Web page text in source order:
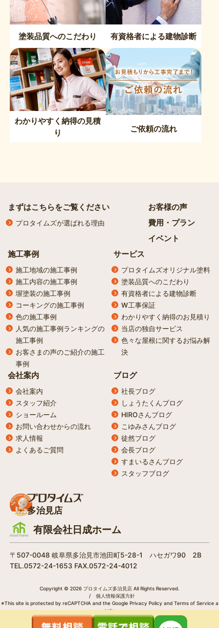
塗装品質へのこだわり 有資格者による建物診断
わかりやすく納得の見積
り
ご依頼の流れ
まずはこちらをご覧ください
プロタイムズが選ばれる理由
お客様の声
費用・プラン
イベント
施工事例
施工地域の施工事例
施工内容の施工事例
塀塗装の施工事例
コーキングの施工事例
色の施工事例
人気の施工事例ランキングの
施工事例
お客さまの声のご紹介の施工
事例
サービス
プロタイムズオリジナル塗料
塗装品質へのこだわり
有資格者による建物診断
W工事保証
わかりやすく納得のお見積り
当店の独自サービス
色々な屋根に関するお悩み解
決
会社案内
会社案内
スタッフ紹介
ショールーム
お問い合わせからの流れ
求人情報
よくあるご質問
ブログ
社長ブログ
しょうたくんブログ
HIROさんブログ
こゆみさんブログ
徒然ブログ
会長ブログ
すまいるさんブログ
スタッフブログ
多治見店
有限会社日成ホーム
〒507-0048 岐阜県多治見市池田町5-28-1 ハセガワ90 2B
TEL.0572-24-1653 FAX.0572-24-4012
Copyright © 2026 プロタイムズ多治見店 All Rights Reserved.
/
個人情報保護方針
※This site is protected by reCAPTCHA and the Google Privacy Policyand Terms of Servicea
pply.